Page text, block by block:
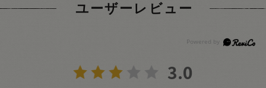
ユーザーレビュー
3.0